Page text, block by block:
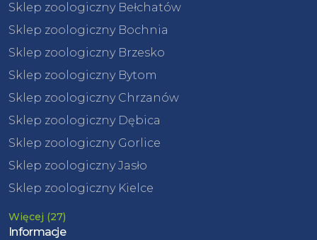
Sklep zoologiczny Bełchatów
Sklep zoologiczny Bochnia
Sklep zoologiczny Brzesko
Sklep zoologiczny Bytom
Sklep zoologiczny Chrzanów
Sklep zoologiczny Dębica
Sklep zoologiczny Gorlice
Sklep zoologiczny Jasło
Sklep zoologiczny Kielce
Więcej (27)
Informacje